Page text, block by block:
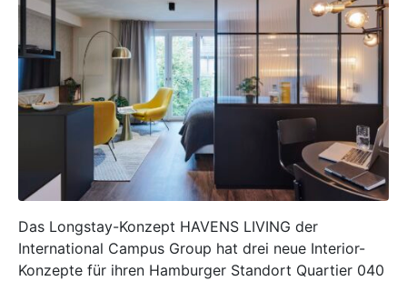
Das Longstay-Konzept HAVENS LIVING der
International Campus Group hat drei neue Interior-
Konzepte für ihren Hamburger Standort Quartier 040